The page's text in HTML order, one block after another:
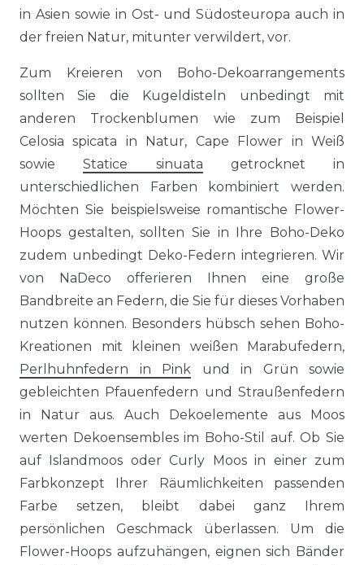
in Asien sowie in Ost- und Südosteuropa auch in
der freien Natur, mitunter verwildert, vor.
Zum Kreieren von Boho-Dekoarrangements
sollten Sie die Kugeldisteln unbedingt mit
anderen Trockenblumen wie zum Beispiel
Celosia spicata in Natur, Cape Flower in Weiß
sowieStatice sinuata getrocknet in
unterschiedlichen Farben kombiniert werden.
Möchten Sie beispielsweise romantische Flower-
Hoops gestalten, sollten Sie in Ihre Boho-Deko
zudem unbedingt Deko-Federn integrieren. Wir
von NaDeco offerieren Ihnen eine große
Bandbreite an Federn, die Sie für dieses Vorhaben
nutzen können. Besonders hübsch sehen Boho-
Kreationen mit kleinen weißen Marabufedern,
Perlhuhnfedern in Pink und in Grün sowie
gebleichten Pfauenfedern und Straußenfedern
in Natur aus. Auch Dekoelemente aus Moos
werten Dekoensembles im Boho-Stil auf. Ob Sie
auf Islandmoos oder Curly Moos in einer zum
Farbkonzept Ihrer Räumlichkeiten passenden
Farbe setzen, bleibt dabei ganz Ihrem
persönlichen Geschmack überlassen. Um die
Flower-Hoops aufzuhängen, eignen sich Bänder